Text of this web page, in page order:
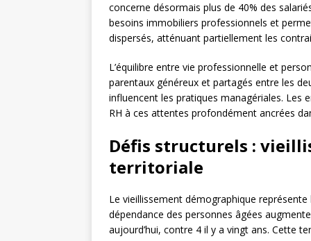
concerne désormais plus de 40% des
besoins immobiliers professionnels et
dispersés, atténuant partiellement les
L’équilibre entre vie professionnelle et
parentaux généreux et partagés entre les
influencent les pratiques managériales. Les
RH à ces attentes profondément ancrées
Défis structurels :
territoriale
Le vieillissement démographique
dépendance des personnes âgées
aujourd’hui, contre 4 il y a vingt ans. Cette